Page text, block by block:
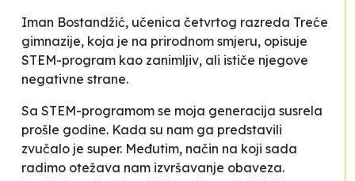
Iman Bostandžić, učenica četvrtog razreda Treće
gimnazije, koja je na prirodnom smjeru, opisuje
STEM-program kao zanimljiv, ali ističe njegove
negativne strane.
Sa STEM-programom se moja generacija susrela
prošle godine. Kada su nam ga predstavili
zvučalo je super. Međutim, način na koji sada
radimo otežava nam izvršavanje obaveza.